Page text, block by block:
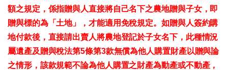
額之規定，係指贈與人直接將自己名下之農地贈與子女，即
贈與標的為「土地」，才能適用免稅規定。如贈與人簽約購
地付款後，直接請出賣人將農地登記於子女名下，此種情況
屬遺產及贈與稅法第5條第3款無償為他人購置財產以贈與論
之情形，該款規範不論為他人購置之財產為動產或不動產，